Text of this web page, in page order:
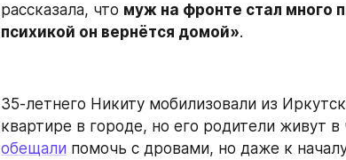
рассказала, что муж на фронте стал много
психикой он вернётся домой».
35-летнего Никиту мобилизовали из
обещали помочь с дровами, но даже к